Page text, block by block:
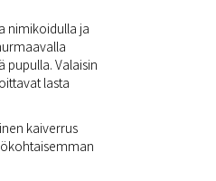
nimikoidulla ja
pupulla. Valaisin
lasta
kaiverrus